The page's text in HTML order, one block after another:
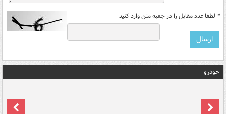
* لطفا عدد مقابل را در جعبه متن وارد کنید
خودرو